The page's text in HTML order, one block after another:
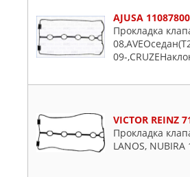
AJUSA 11087800
Прокладка
09-
VICTOR REINZ
Прокладка
LANOS, NUBIRA